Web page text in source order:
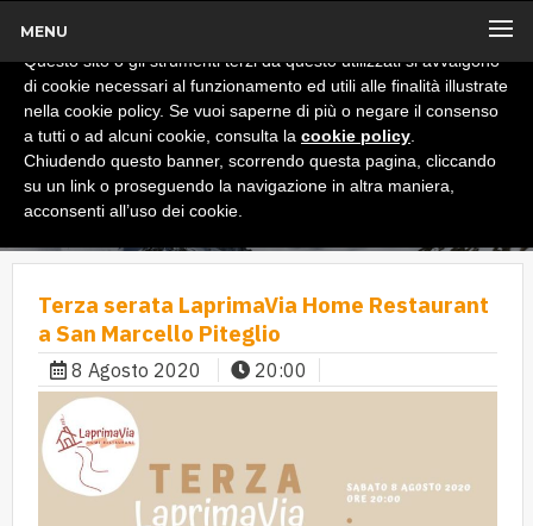
MENU
Terza serata LaprimaVia Home Restaurant
a San Marcello Piteglio
8 Agosto 2020 20:00
x
Informativa
Questo sito o gli strumenti terzi da questo utilizzati si avvalgono
di cookie necessari al funzionamento ed utili alle finalità illustrate
nella cookie policy. Se vuoi saperne di più o negare il consenso
a tutti o ad alcuni cookie, consulta la cookie policy
Chiudendo questo banner, scorrendo questa pagina, cliccando
su un link o proseguendo la navigazione in altra maniera,
acconsenti all’uso dei cookie.